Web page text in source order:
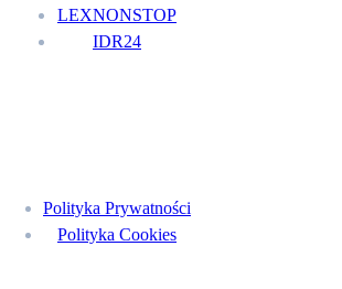
LEXNONSTOP
IDR24
Polityka Prywatności
Polityka Cookies